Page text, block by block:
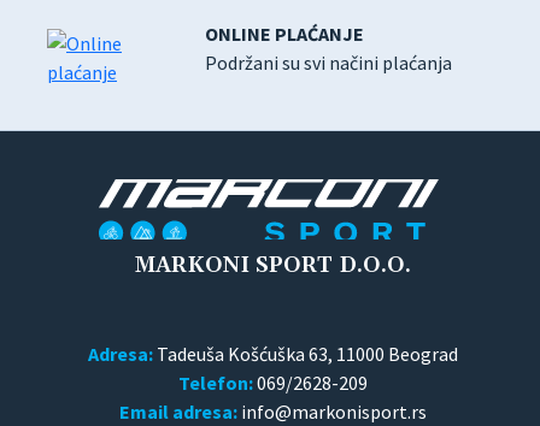
ONLINE PLAĆANJE
Podržani su svi načini plaćanja
MARKONI SPORT D.O.O.
Adresa:Tadeuša Košćuška 63, 11000 Beograd
Telefon:069/2628-209
Email adresa: